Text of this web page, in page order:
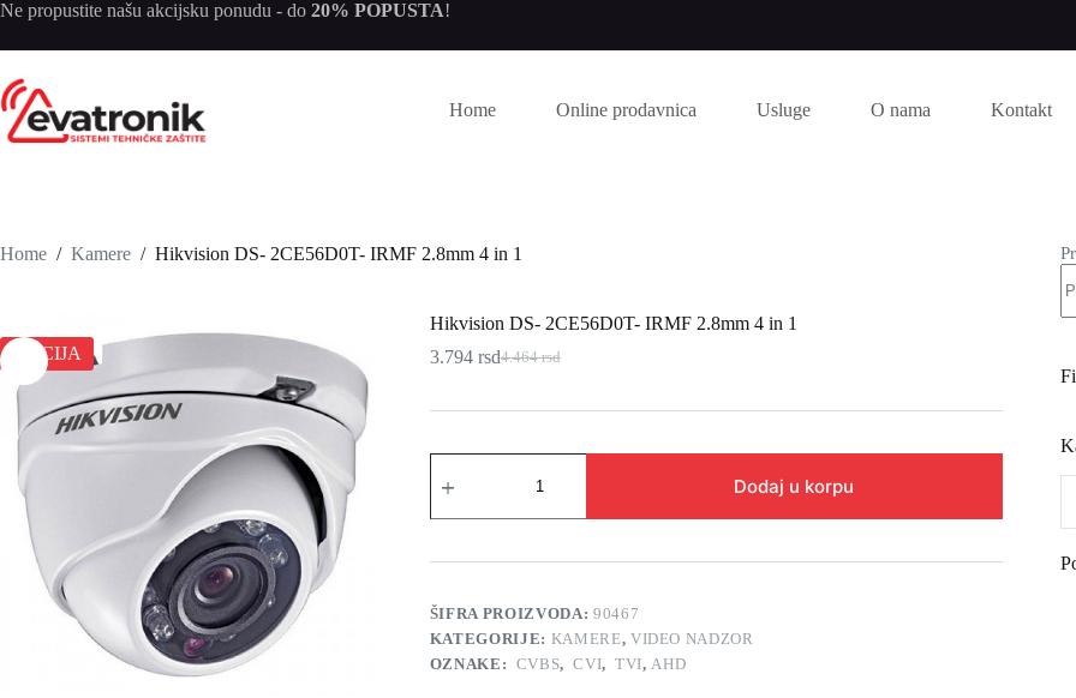
Skip
content
Ne propustite našu akcijsku ponudu - do 20% POPUSTA!
Home Online prodavnica Usluge O nama Kontakt
Home / Kamere / Hikvision DS- 2CE56D0T- IRMF 2.8mm 4 in 1
AKCIJA
Hikvision DS- 2CE56D0T- IRMF 2.8mm 4 in 1
4.464rsd
Originalna
je
4.464 rsd.
3.794 rsdTrenutna
je:
DS-
IRMF
4
1
količina
Dodaj u korpu
ŠIFRA PROIZVODA: 90467
KATEGORIJE: KAMERE, VIDEO NADZOR
OZNAKE: CVBS, CVI, TVI,AHD